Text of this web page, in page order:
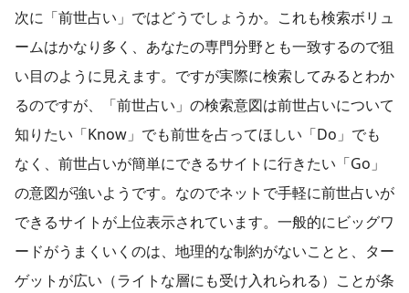
次に「前世占い」ではどうでしょうか。これも検索ボリュ
ームはかなり多く、あなたの専門分野とも一致するので狙
い目のように見えます。ですが実際に検索してみるとわか
るのですが、「前世占い」の検索意図は前世占いについて
知りたい「Know」でも前世を占ってほしい「Do」でも
なく、前世占いが簡単にできるサイトに行きたい「Go」
の意図が強いようです。なのでネットで手軽に前世占いが
できるサイトが上位表示されています。一般的にビッグワ
ードがうまくいくのは、地理的な制約がないことと、ター
ゲットが広い（ライトな層にも受け入れられる）ことが条